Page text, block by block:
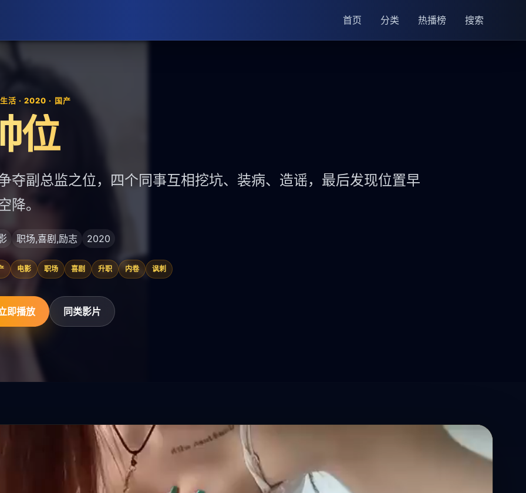
首页 分类 热播榜 搜索
活 · 2020 · 国产
位
夺副总监之位，四个同事互相挖坑、装病、造谣，最后发现位置早
降。
职场,喜剧,励志 2020
电影 职场 喜剧 升职 内卷 讽刺
即播放 同类影片